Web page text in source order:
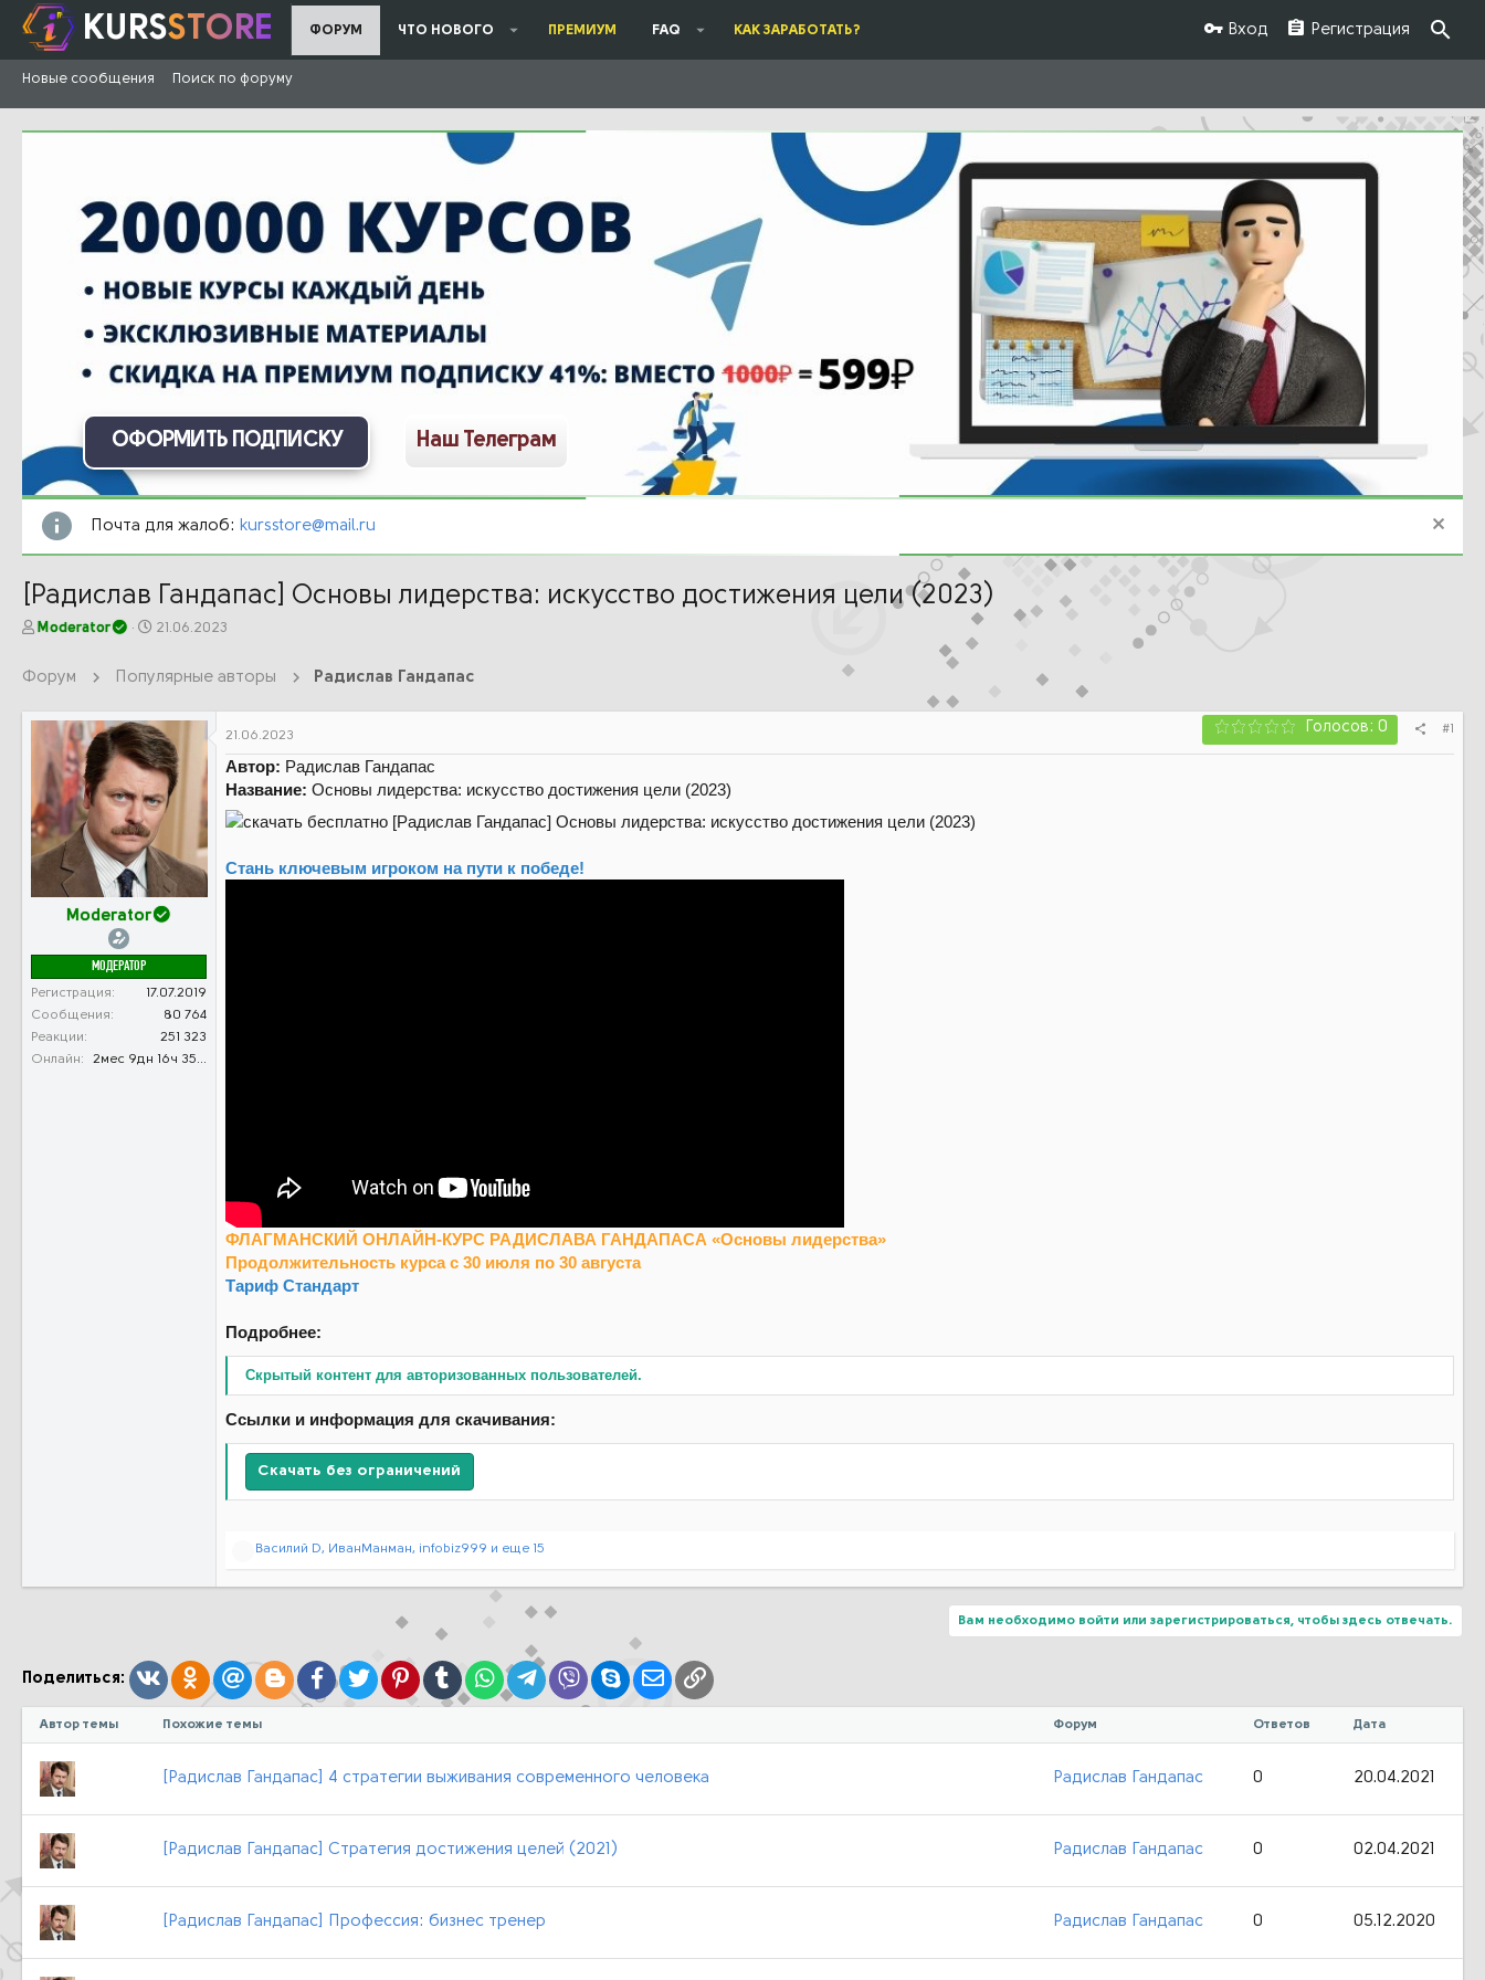
KURSSTORE ФОРУМ ЧТО НОВОГО ПРЕМИУМ FAQ КАК ЗАРАБОТАТЬ? Вход Регистрация
Новые сообщения Поиск по форуму
ОФОРМИТЬ ПОДПИСКУ Наш Телеграм
Почта для жалоб: kursstore@mail.ru
[Радислав Гандапас] Основы лидерства: искусство достижения цели (2023)
А
о
Moderator
Д
а
а
ч
а
а
21.06.2023
Форум Популярные авторы Радислав Гандапас
Moderator
МОДЕРАТОР
Регистрация
17.07.2019
Сообщения
80 764
Реакции
251 323
Онлайн
2мес 9дн 16ч 35м 0с
21.06.2023 Голосов: 0 #1
Автор: Радислав Гандапас
Название: Основы лидерства: искусство достижения цели (2023)
Стань ключевым игроком на пути к победе!
ФЛАГМАНСКИЙ ОНЛАЙН-КУРС РАДИСЛАВА ГАНДАПАСА «Основы лидерства»
Продолжительность курса с 30 июля по 30 августа
Тариф Стандарт
Подробнее:
Скрытый контент для авторизованных пользователей.
Ссылки и информация для скачивания:
Скачать без ограничений
Р
:
Василий D, ИванМанман, infobiz999 и еще 15
Вам необходимо войти или зарегистрироваться, чтобы здесь отвечать.
Поделиться: ВконтактеОдноклассники
Mail.ruBloggerFacebook
TwitterPinterestTumblrWhatsAppTelegram
Viber SkypeЭлектронная почта
Ссылка
Автор темы Похожие темы Форум Ответов Дата
[Радислав Гандапас] 4 стратегии выживания современного человека Радислав Гандапас 0 20.04.2021
[Радислав Гандапас] Стратегия достижения целей (2021) Радислав Гандапас 0 02.04.2021
[Радислав Гандапас] Профессия: бизнес тренер Радислав Гандапас 0 05.12.2020